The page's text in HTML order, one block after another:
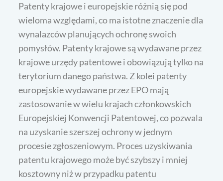
Patenty krajowe i europejskie różnią się pod
wieloma względami, co ma istotne znaczenie dla
wynalazców planujących ochronę swoich
pomysłów. Patenty krajowe są wydawane przez
krajowe urzędy patentowe i obowiązują tylko na
terytorium danego państwa. Z kolei patenty
europejskie wydawane przez EPO mają
zastosowanie w wielu krajach członkowskich
Europejskiej Konwencji Patentowej, co pozwala
na uzyskanie szerszej ochrony w jednym
procesie zgłoszeniowym. Proces uzyskiwania
patentu krajowego może być szybszy i mniej
kosztowny niż w przypadku patentu